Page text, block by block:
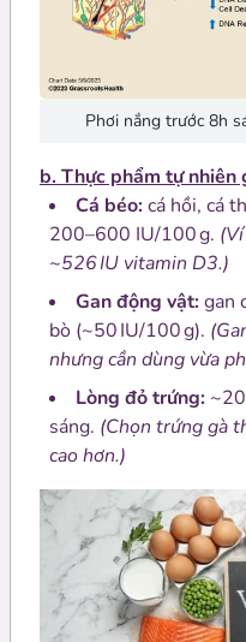
Phơi nắng trước 8h
b. Thực phẩm tự nhiên
Cá béo:cá hồi, cá
200–600 IU/100 g.
~526 IU vitamin D3.)
Gan động vật:gan
bò (~50 IU/100 g).
nhưng cần dùng vừa
Lòng đỏ trứng:
sáng. (Chọn trứng gà
cao hơn.)